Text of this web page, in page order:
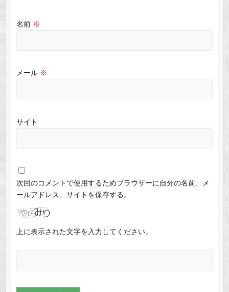
名前 ※
メール ※
サイト
次回のコメントで使用するためブラウザーに自分の名前、メ
ールアドレス、サイトを保存する。
上に表示された文字を入力してください。